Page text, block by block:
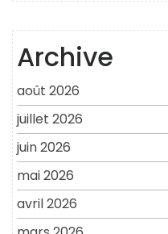
Archive
août 2026
juillet 2026
juin 2026
mai 2026
avril 2026